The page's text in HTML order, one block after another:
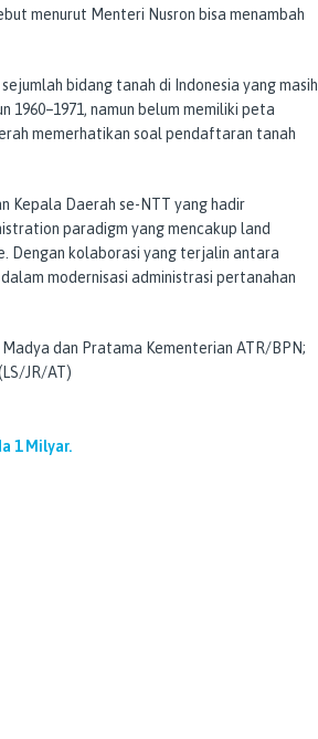
menurut Menteri Nusron bisa menambah
bidang tanah di Indonesia yang masih
namun belum memiliki peta
memerhatikan soal pendaftaran tanah
Kepala Daerah se-NTT yang hadir
paradigm yang mencakup land
Dengan kolaborasi yang terjalin antara
modernisasi administrasi pertanahan
dan Pratama Kementerian ATR/BPN;
JR/AT)
1 Milyar.